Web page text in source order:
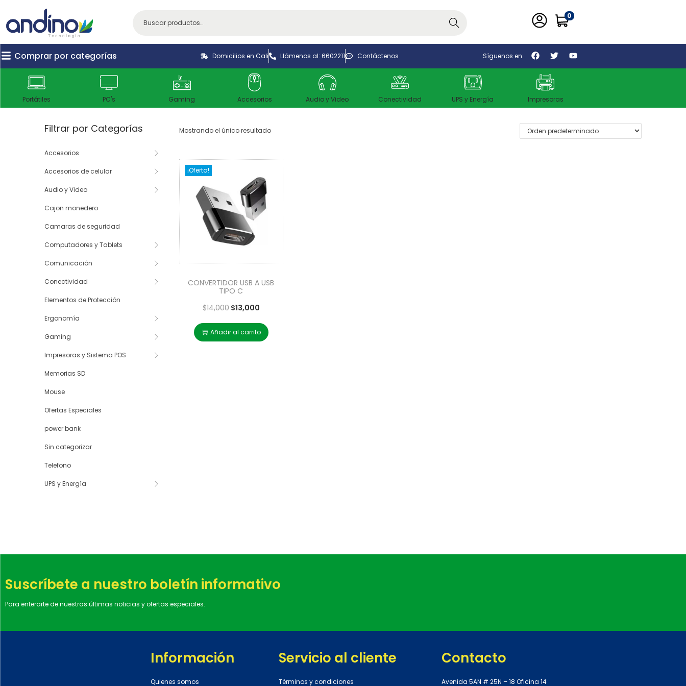
Buscar
0
Comprar por categorías Domicilios en Cali Llámenos al: 6602211 Contáctenos Síguenos en:
Portátiles PC's Gaming Accesorios Audio y Video Conectividad UPS y Energía Impresoras
Mostrando el único resultado
¡Oferta!
CONVERTIDOR USB A USB
TIPO C
$14,000 $13,000
Añadir al carrito
Filtrar por Categorías
Accesorios
Accesorios de celular
Audio y Video
Cajon monedero
Camaras de seguridad
Computadores y Tablets
Comunicación
Conectividad
Elementos de Protección
Ergonomía
Gaming
Impresoras y Sistema POS
Memorias SD
Mouse
Ofertas Especiales
power bank
Sin categorizar
Telefono
UPS y Energía
Suscríbete a nuestro boletín informativo
Para enterarte de nuestras últimas noticias y ofertas especiales.
Información
Quienes somos
Servicio al cliente
Términos y condiciones
Contacto
Avenida 5AN # 25N – 18 Oficina 14